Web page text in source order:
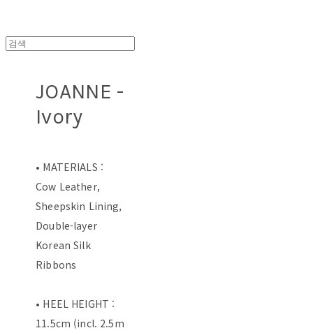
JOANNE -
Ivory
• MATERIALS :
Cow Leather,
Sheepskin Lining,
Double-layer
Korean Silk
Ribbons
• HEEL HEIGHT :
11.5cm (incl. 2.5m